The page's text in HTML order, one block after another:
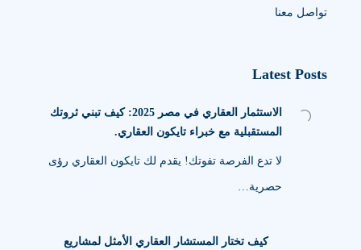
تواصل معنا
Latest Posts
الاستثمار العقاري في مصر 2025: كيف تبني ثروتك
المستقبلية مع خبراء تايكون العقاري.
لا تدع الفرصة تفوتك! يقدم لك تايكون العقاري رؤى
حصرية…
كيف تختار المستشار العقاري الأمثل لمشاريع